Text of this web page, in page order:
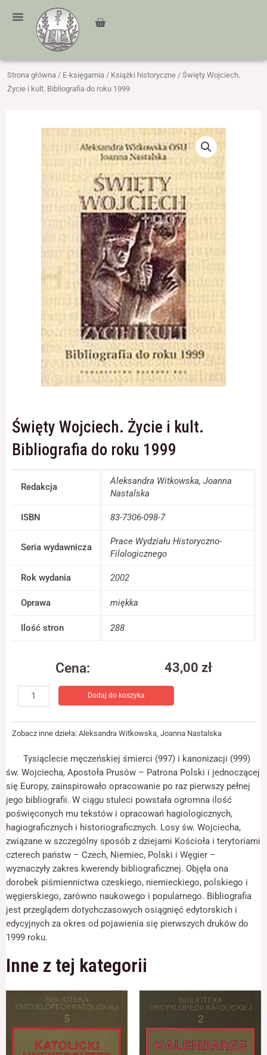
treści
Cart
Strona główna / E-księgarnia / Książki historyczne / Święty Wojciech.
Życie i kult. Bibliografia do roku 1999
Święty Wojciech. Życie i kult.
Bibliografia do roku 1999
Redakcja
Aleksandra Witkowska, Joanna
Nastalska
ISBN 83-7306-098-7
Seria wydawnicza
Prace Wydziału Historyczno-
Filologicznego
Rok wydania 2002
Oprawa miękka
Ilość stron 288
Cena: 43,00 zł
ilość
Święty
Życie
i
Bibliografia
roku
1999
Dodaj do koszyka
Zobacz inne dzieła: Aleksandra Witkowska Joanna Nastalska
Tysiąclecie męczeńskiej śmierci (997) i kanonizacji (999)
św. Wojciecha, Apostoła Prusów – Patrona Polski i jednoczącej
się Europy, zainspirowało opracowanie po raz pierwszy pełnej
jego bibliografii. W ciągu stuleci powstała ogromna ilość
poświęconych mu tekstów i opracowań hagiologicznych,
hagiograficznych i historiograficznych. Losy św. Wojciecha,
związane w szczególny sposób z dziejami Kościoła i terytoriami
czterech państw – Czech, Niemiec, Polski i Węgier –
wyznaczyły zakres kwerendy bibliograficznej. Objęła ona
dorobek piśmiennictwa czeskiego, niemieckiego, polskiego i
węgierskiego, zarówno naukowego i popularnego. Bibliografia
jest przeglądem dotychczasowych osiągnięć edytorskich i
edycyjnych za okres od pojawienia się pierwszych druków do
1999 roku.
Inne z tej kategorii
Konieczne
Te pliki cookie
nie są
opcjonalne. Są
one potrzebne
do
funkcjonowania
Statystyka
Abyśmy mogli
poprawić
funkcjonalność
internetowej,
na podstawie
tego, jak strona
jest używana.
działała jak
cookie, niektóre
internetowej.
Udostępniając
swoje
zainteresowania i
zachowania
podczas
odwiedzania naszej
strony, zwiększasz
szansę na
zobaczenie
spersonalizowanych
treści i ofert.